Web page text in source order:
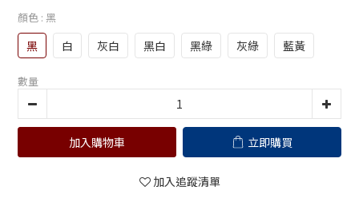
顏色 : 黑
黑 白 灰白 黑白 黑綠 灰綠 藍黃
數量
加入購物車 立即購買
加入追蹤清單